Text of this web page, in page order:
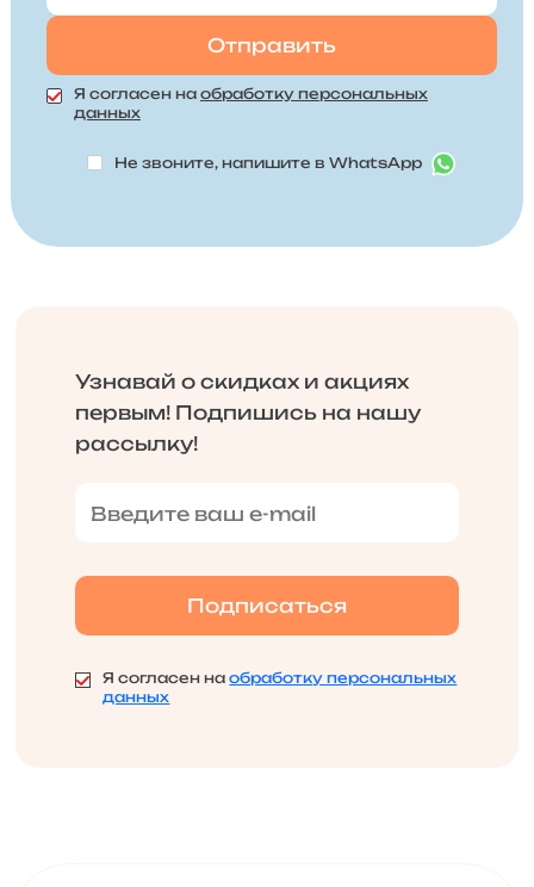
Я согласен на обработку персональных
данных
Не звоните, напишите в WhatsApp
Узнавай о скидках и акциях
первым! Подпишись на нашу
рассылку!
Я согласен наобработку персональных
данных